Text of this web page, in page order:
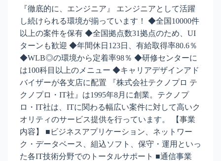
『徹底的に、エンジニア』 エンジニアとして活躍
し続けられる環境が揃っています！ ◆全国10000件
以上の案件を保有 ◆全国拠点数31拠点のため、UI
ターンも歓迎 ◆年間休日123日、有給取得率80.6％
◆WLB◎の環境から定着率98％ ◆研修センターに
は100科目以上のメニュー ◆キャリアデザインアド
バイザーが各支店に配置 『株式会社テクノプロ テ
クノプロ・IT社』は1995年8月に創業。テクノプ
ロ・IT社は、ITに関わる幅広い案件に対して高いク
オリティのサービス提供を行っています。 【事業
内容】 ■ビジネスアプリケーション、ネットワー
ク・データベース、組込ソフト、保守・運用といっ
た各IT技術分野でのトータルサポート ■通信事業